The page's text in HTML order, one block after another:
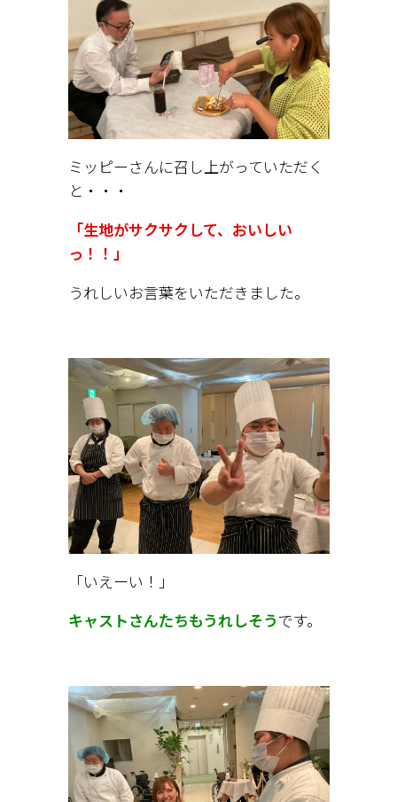
ミッピーさんに召し上がっていただく
と・・・
「生地がサクサクして、おいしい
っ！！」
うれしいお言葉をいただきました。
「いえーい！」
キャストさんたちもうれしそうです。